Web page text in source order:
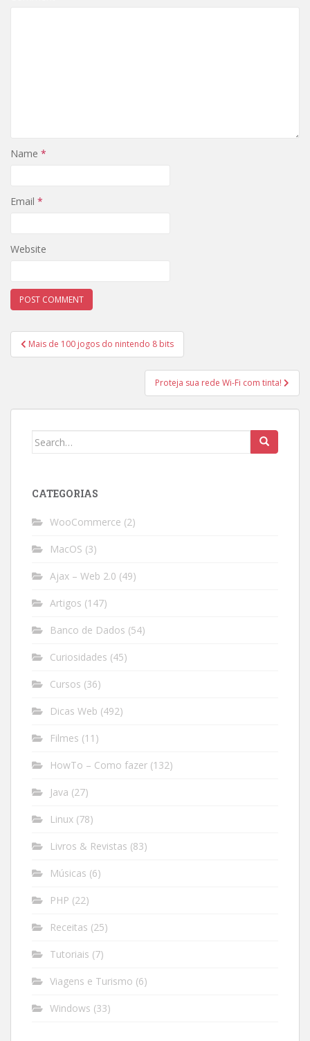
Name *
Email *
Website
Post
navigation
Mais de 100 jogos do nintendo 8 bits
Proteja sua rede Wi-Fi com tinta!
Search
CATEGORIAS
WooCommerce (2)
MacOS (3)
Ajax – Web 2.0 (49)
Artigos (147)
Banco de Dados (54)
Curiosidades (45)
Cursos (36)
Dicas Web (492)
Filmes (11)
HowTo – Como fazer (132)
Java (27)
Linux (78)
Livros & Revistas (83)
Músicas (6)
PHP (22)
Receitas (25)
Tutoriais (7)
Viagens e Turismo (6)
Windows (33)